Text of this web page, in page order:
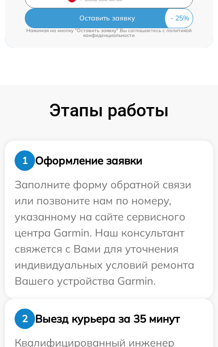
Оставить заявку
Нажимая на кнопку "Оставить заявку" Вы соглашаетесь cполитикой
конфиденциальности
Этапы работы
1
Оформление заявки
Заполните форму обратной связи
или позвоните нам по номеру,
указанному на сайте сервисного
центра Garmin. Наш консультант
свяжется с Вами для уточнения
индивидуальных условий ремонта
Вашего устройства Garmin.
2
Выезд курьера за 35 минут
Квалифицированный инженер